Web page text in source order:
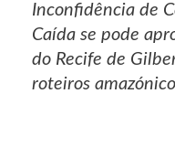
Inconfidência de
Caída se pode
do Recife de
roteiros